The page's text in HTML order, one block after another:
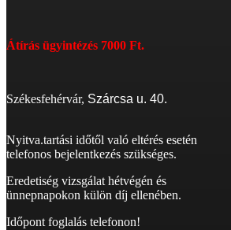
Átírás ügyintézés 7000 Ft.
Székesfehérvár, Szárcsa u. 40.
Nyitva.tartási időtől való eltérés esetén
telefonos bejelentkezés szükséges.
Eredetiség vizsgálat hétvégén és
ünnepnapokon külön díj ellenében.
Időpont foglalás telefonon!